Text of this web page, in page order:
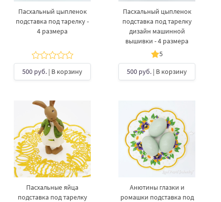
Пасхальный цыпленок
подставка под тарелку -
4 размера
500 руб. | В корзину
Пасхальный цыпленок
подставка под тарелку
дизайн машинной
вышивки - 4 размера
5
500 руб. | В корзину
Пасхальные яйца
подставка под тарелку
Анютины глазки и
ромашки подставка под